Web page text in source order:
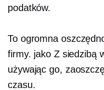
podatków.
To ogromna
firmy. jako Z siedzibą
używając go,
czasu.